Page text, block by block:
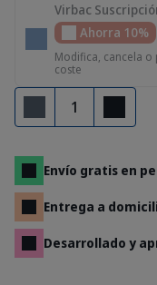
Virbac
Ahorra 10%
Modifica, cancela o
coste
Eliminar
Cantidad
Añadir
Envío gratis en
Entrega a
Desarrollado y